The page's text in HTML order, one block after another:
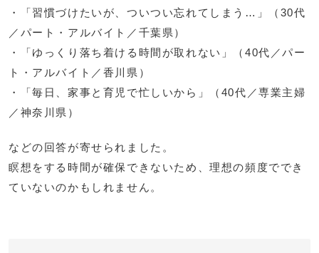
・「習慣づけたいが、ついつい忘れてしまう…」（30代
／パート・アルバイト／千葉県）
・「ゆっくり落ち着ける時間が取れない」（40代／パー
ト・アルバイト／香川県）
・「毎日、家事と育児で忙しいから」（40代／専業主婦
／神奈川県）
などの回答が寄せられました。
瞑想をする時間が確保できないため、理想の頻度ででき
ていないのかもしれません。